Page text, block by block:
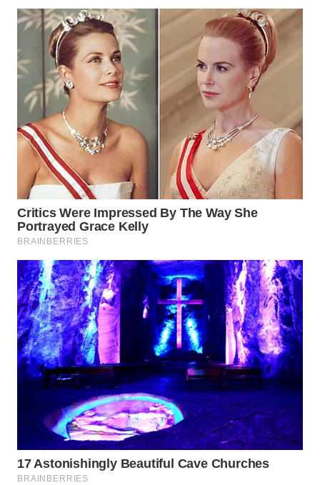
WAHANANEWS
ID
WAHANANEWS
CO ID
WAHANANEWS
NET
WAHANA
WAHANA
UMKM
WAHANA
SELEB
WAHANA
PERSONA
WAHANA
OTOMOTIF
WAHANA
HEALTH